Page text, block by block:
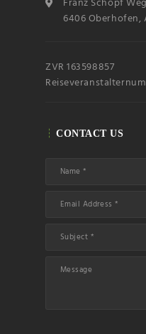
Franz Schöpf
6406 Oberhofen,
ZVR 163598857
CONTACT US